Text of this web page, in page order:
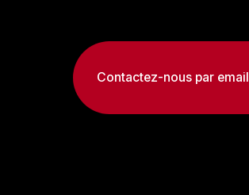
Contactez-nous par email